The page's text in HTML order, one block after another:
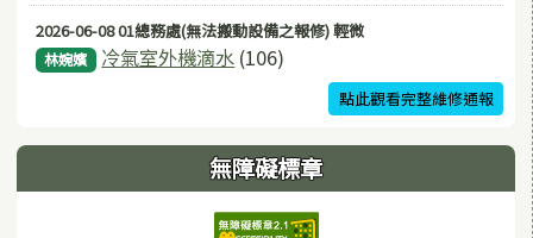
2026-06-08 01總務處(無法搬動設備之報修) 輕微
林婉嬪 冷氣室外機滴水 (106)
點此觀看完整維修通報
無障礙標章